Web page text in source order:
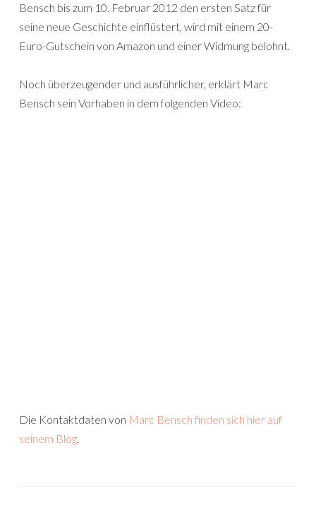
Bensch bis zum 10. Februar 2012 den ersten Satz für
seine neue Geschichte einflüstert, wird mit einem 20-
Euro-Gutschein von Amazon und einer Widmung belohnt.
Noch überzeugender und ausführlicher, erklärt Marc
Bensch sein Vorhaben in dem folgenden Video:
Die Kontaktdaten von Marc Bensch finden sich hier auf
seinem Blog.